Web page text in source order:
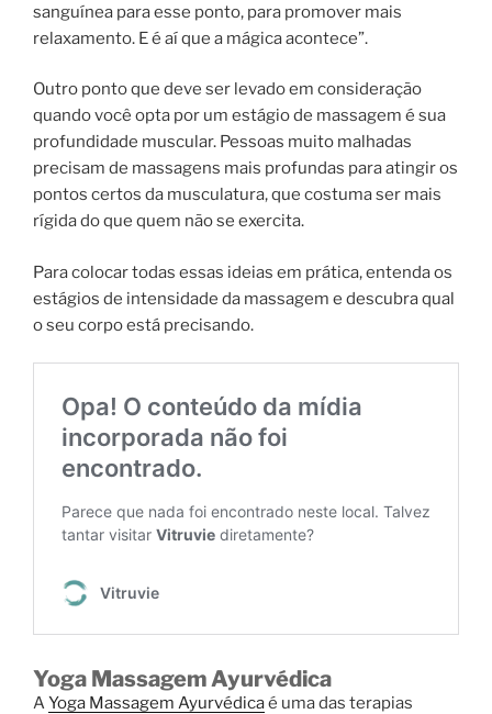
sanguínea para esse ponto, para promover mais
relaxamento. E é aí que a mágica acontece”.
Outro ponto que deve ser levado em consideração
quando você opta por um estágio de massagem é sua
profundidade muscular. Pessoas muito malhadas
precisam de massagens mais profundas para atingir os
pontos certos da musculatura, que costuma ser mais
rígida do que quem não se exercita.
Para colocar todas essas ideias em prática, entenda os
estágios de intensidade da massagem e descubra qual
o seu corpo está precisando.
Yoga Massagem Ayurvédica
AYoga Massagem Ayurvédicaé uma das terapias